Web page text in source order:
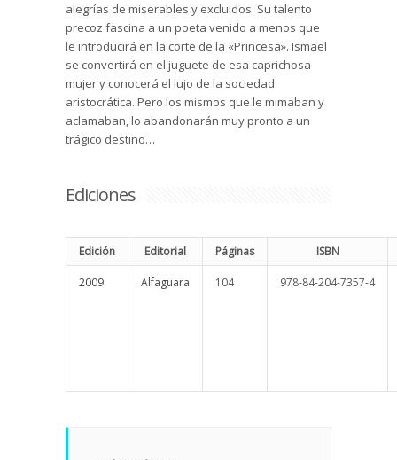
alegrías de miserables y excluidos. Su talento
precoz fascina a un poeta venido a menos que
le introducirá en la corte de la «Princesa». Ismael
se convertirá en el juguete de esa caprichosa
mujer y conocerá el lujo de la sociedad
aristocrática. Pero los mismos que le mimaban y
aclamaban, lo abandonarán muy pronto a un
trágico destino…
Ediciones
Edición Editorial Páginas ISBN
2009 Alfaguara 104 978-84-204-7357-4